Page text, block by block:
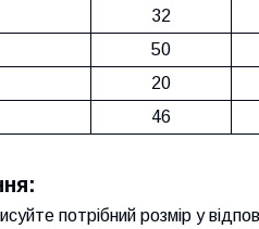
32
50
20
46
потрібний розмір у